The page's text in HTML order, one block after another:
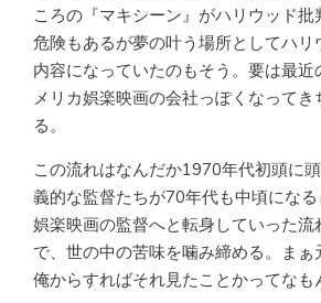
ころの『マキシーン』がハリウッド批
危険もあるが夢の叶う場所としてハリ
内容になっていたのもそう。要は最
メリカ娯楽映画の会社っぽくなってき
る。
この流れはなんだか1970年代初頭に
義的な監督たちが70年代も中頃にな
娯楽映画の監督へと転身していった流
で、世の中の苦味を噛み締める。ま
俺からすればそれ見たことかってなも